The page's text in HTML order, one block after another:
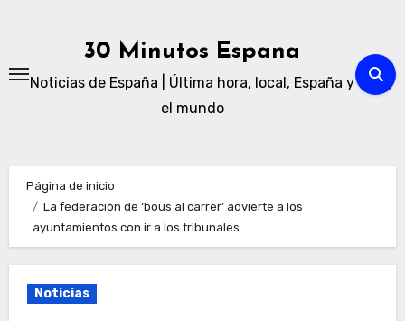
30 Minutos Espana
Noticias de España | Última hora, local, España y
el mundo
Página de inicio
La federación de ‘bous al carrer’ advierte a los
ayuntamientos con ir a los tribunales
Noticias